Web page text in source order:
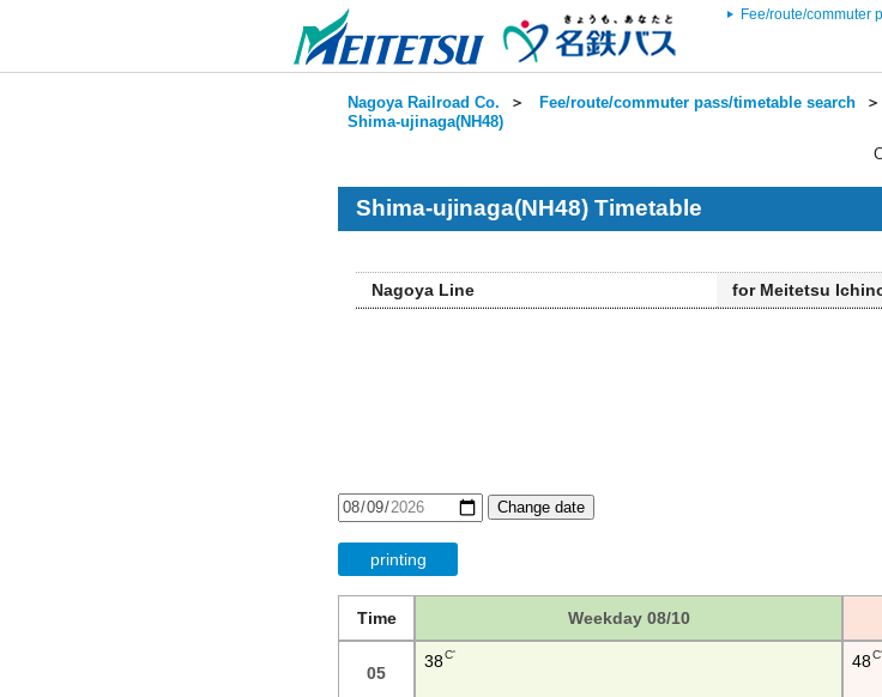
Fee/route/commuter
Nagoya Railroad Co. ＞ Fee/route/commuter pass/timetable search ＞
Shima-ujinaga(NH48)
Shima-ujinaga(NH48) Timetable
Nagoya Line for Meitetsu
Change date
printing
Time Weekday 08/10
05
38C' 48C'